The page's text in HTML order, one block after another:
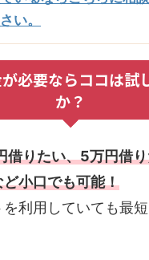
さい。
必要ならココは試
か？
借りたい、5万円借
小口でも可能！
利用していても最